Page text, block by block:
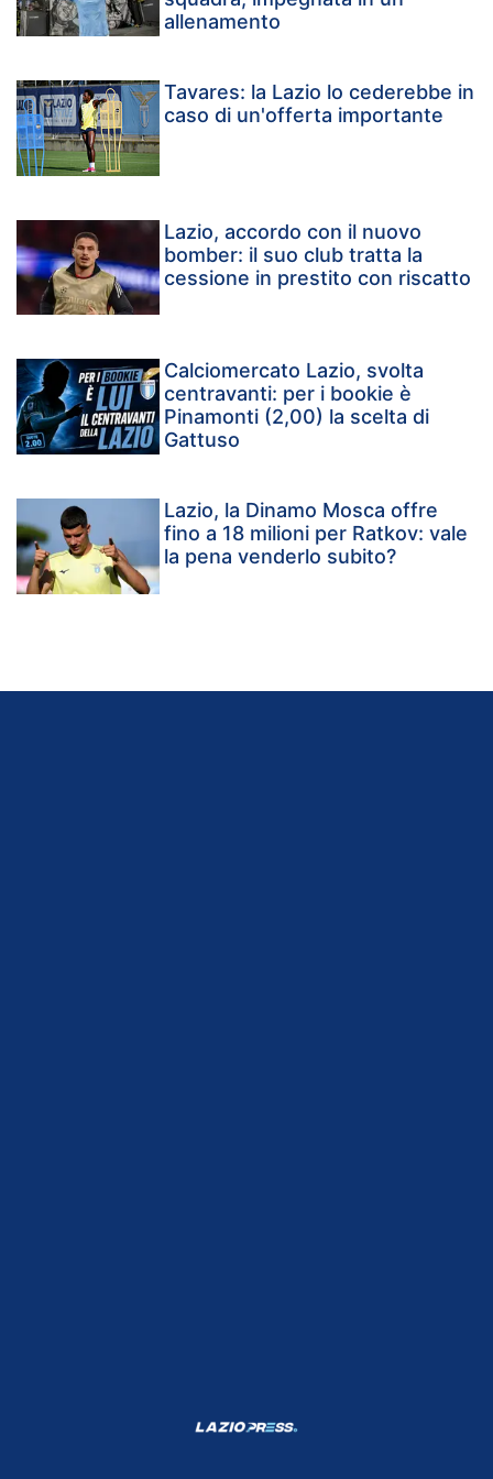
allenamento
Tavares: la Lazio lo cederebbe in
caso di un'offerta importante
Lazio, accordo con il nuovo
bomber: il suo club tratta la
cessione in prestito con riscatto
Calciomercato Lazio, svolta
centravanti: per i bookie è
Pinamonti (2,00) la scelta di
Gattuso
Lazio, la Dinamo Mosca offre
fino a 18 milioni per Ratkov: vale
la pena venderlo subito?